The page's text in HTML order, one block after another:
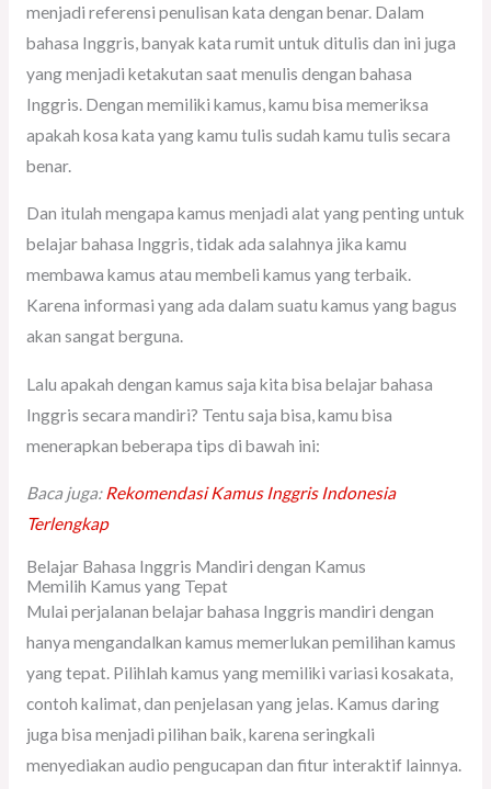
menjadi referensi penulisan kata dengan benar. Dalam
bahasa Inggris, banyak kata rumit untuk ditulis dan ini juga
yang menjadi ketakutan saat menulis dengan bahasa
Inggris. Dengan memiliki kamus, kamu bisa memeriksa
apakah kosa kata yang kamu tulis sudah kamu tulis secara
benar.
Dan itulah mengapa kamus menjadi alat yang penting untuk
belajar bahasa Inggris, tidak ada salahnya jika kamu
membawa kamus atau membeli kamus yang terbaik.
Karena informasi yang ada dalam suatu kamus yang bagus
akan sangat berguna.
Lalu apakah dengan kamus saja kita bisa belajar bahasa
Inggris secara mandiri? Tentu saja bisa, kamu bisa
menerapkan beberapa tips di bawah ini:
Baca juga:Rekomendasi Kamus Inggris Indonesia
Terlengkap
Belajar Bahasa Inggris Mandiri dengan Kamus
Memilih Kamus yang Tepat
Mulai perjalanan belajar bahasa Inggris mandiri dengan
hanya mengandalkan kamus memerlukan pemilihan kamus
yang tepat. Pilihlah kamus yang memiliki variasi kosakata,
contoh kalimat, dan penjelasan yang jelas. Kamus daring
juga bisa menjadi pilihan baik, karena seringkali
menyediakan audio pengucapan dan fitur interaktif lainnya.